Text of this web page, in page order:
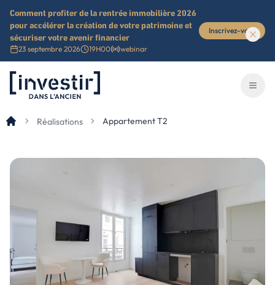
Comment profiter de la rentrée immobilière 2026
pour accélérer la création de votre patrimoine et
sécuriser votre avenir financier
23 septembre 2026 19H00 webinar
Inscrivez-vous
Investir dans l'ancien
Réalisations Appartement T2